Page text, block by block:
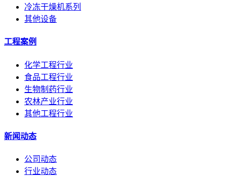
冷冻干燥机系列
其他设备
工程案例
化学工程行业
食品工程行业
生物制药行业
农林产业行业
其他工程行业
新闻动态
公司动态
行业动态